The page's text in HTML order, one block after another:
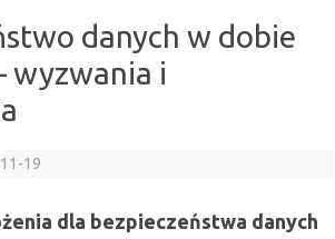
danych w dobie
wyzwania i
19
dla bezpieczeństwa danych